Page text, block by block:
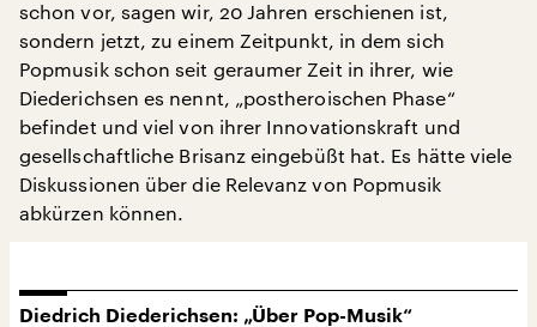
schon vor, sagen wir, 20 Jahren erschienen ist,
sondern jetzt, zu einem Zeitpunkt, in dem sich
Popmusik schon seit geraumer Zeit in ihrer, wie
Diederichsen es nennt, „postheroischen Phase“
befindet und viel von ihrer Innovationskraft und
gesellschaftliche Brisanz eingebüßt hat. Es hätte viele
Diskussionen über die Relevanz von Popmusik
abkürzen können.
Diedrich Diederichsen: „Über Pop-Musik“